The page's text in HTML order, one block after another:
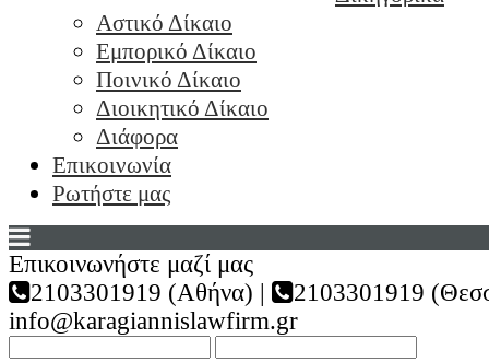
Αστικό Δίκαιο
Εμπορικό Δίκαιο
Ποινικό Δίκαιο
Διοικητικό Δίκαιο
Διάφορα
Επικοινωνία
Ρωτήστε μας
Επικοινωνήστε μαζί μας
2103301919 (Αθήνα) |
2103301919
info@karagiannislawfirm.gr